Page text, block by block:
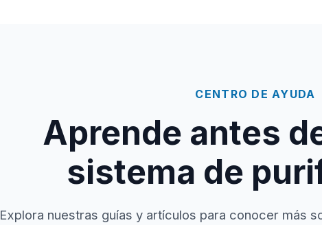
CENTRO DE AYUDA
Aprende antes
sistema de
Explora nuestras guías y artículos para conocer más